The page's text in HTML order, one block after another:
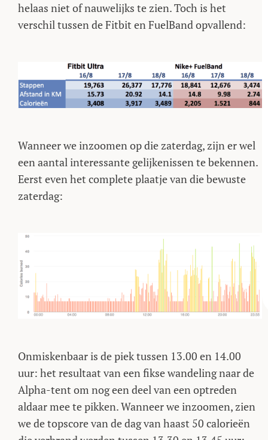
helaas niet of nauwelijks te zien. Toch is het
verschil tussen de Fitbit en FuelBand opvallend:
Wanneer we inzoomen op die zaterdag, zijn er wel
een aantal interessante gelijkenissen te bekennen.
Eerst even het complete plaatje van die bewuste
zaterdag:
Onmiskenbaar is de piek tussen 13.00 en 14.00
uur: het resultaat van een fikse wandeling naar de
Alpha-tent om nog een deel van een optreden
aldaar mee te pikken. Wanneer we inzoomen, zien
we de topscore van de dag van haast 50 calorieën